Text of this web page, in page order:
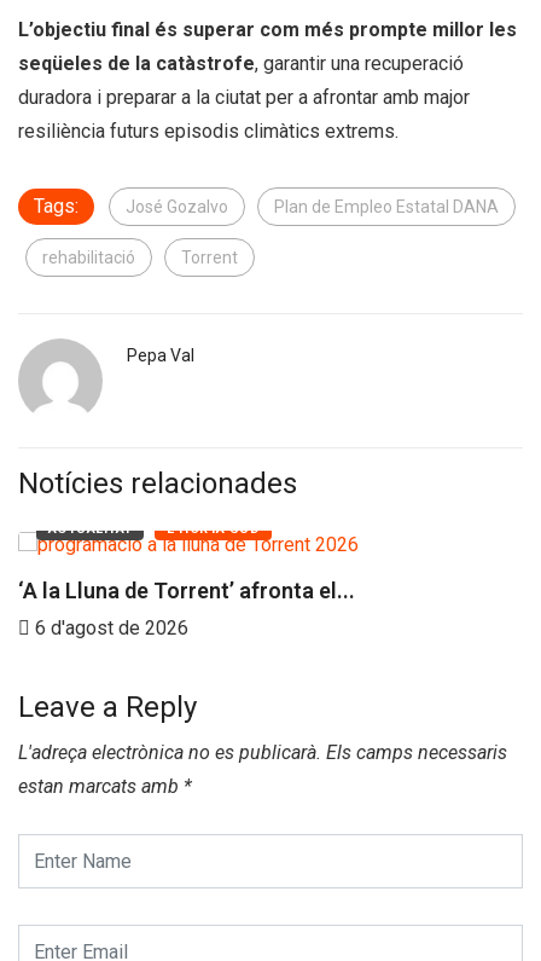
L’objectiu final és superar com més prompte millor les
seqüeles de la catàstrofe, garantir una recuperació
duradora i preparar a la ciutat per a afrontar amb major
resiliència futurs episodis climàtics extrems.
Tags: José Gozalvo Plan de Empleo Estatal DANA
rehabilitació Torrent
Pepa Val
Notícies relacionades
ACTUALITAT L'HORTA SUD
‘A la Lluna de Torrent’ afronta el...
6 d'agost de 2026
Leave a Reply
L'adreça electrònica no es publicarà. Els camps necessaris
estan marcats amb *